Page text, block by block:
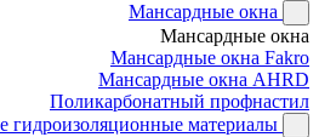
Мансардные окна
Мансардные окна
Мансардные окна Fakro
Мансардные окна AHRD
Поликарбонатный профнастил
гидроизоляционные материалы